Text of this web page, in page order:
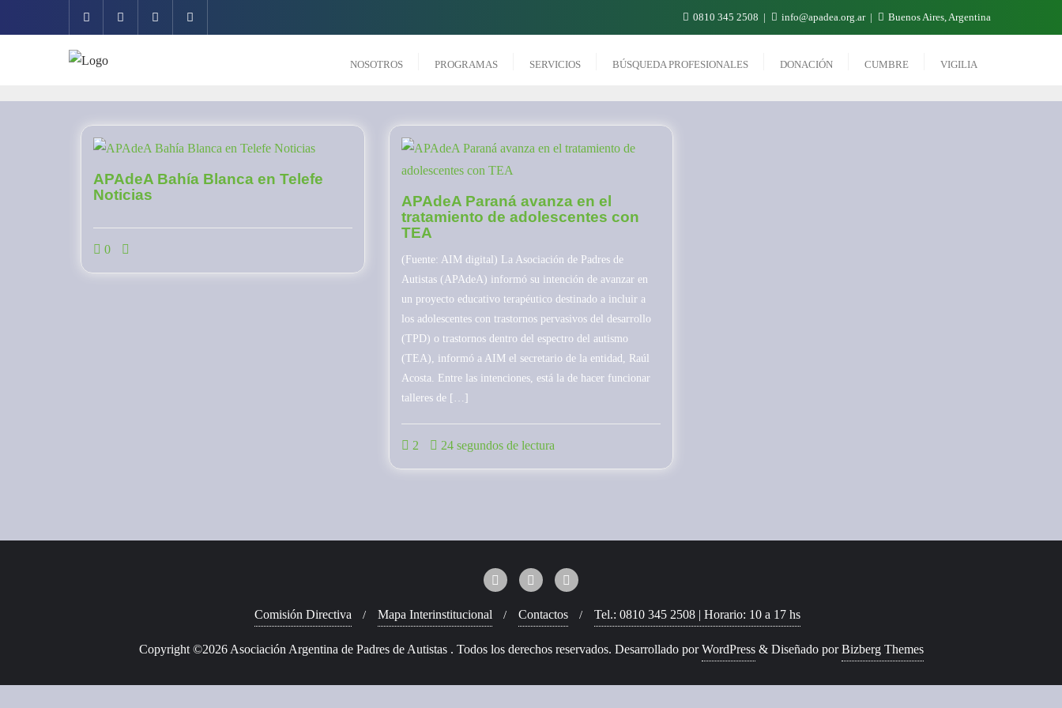
al
0810 345 2508 info@apadea.org.ar Buenos Aires, Argentina
NOSOTROS PROGRAMAS SERVICIOS BÚSQUEDA PROFESIONALES DONACIÓN CUMBRE VIGILIA
APAdeA Bahía Blanca en Telefe
Noticias
0
APAdeA Paraná avanza en el
tratamiento de adolescentes con
TEA
(Fuente: AIM digital) La Asociación de Padres de
Autistas (APAdeA) informó su intención de avanzar en
un proyecto educativo terapéutico destinado a incluir a
los adolescentes con trastornos pervasivos del desarrollo
(TPD) o trastornos dentro del espectro del autismo
(TEA), informó a AIM el secretario de la entidad, Raúl
Acosta. Entre las intenciones, está la de hacer funcionar
talleres de […]
2 24 segundos de lectura
Comisión Directiva Mapa Interinstitucional Contactos Tel.: 0810 345 2508 | Horario: 10 a 17 hs
Copyright ©2026 Asociación Argentina de Padres de Autistas . Todos los derechos reservados. Desarrollado porWordPress & Diseñado porBizberg Themes